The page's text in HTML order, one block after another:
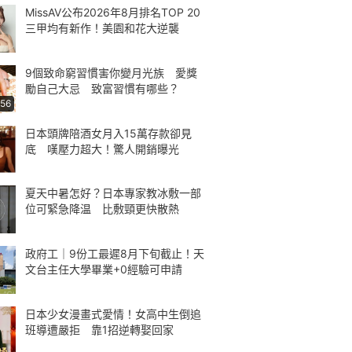
MissAV公布2026年8月排名TOP 20
三甲均有新作！美園和花大逆襲
9個致命窮習慣害你變月光族 愛獎
勵自己大忌 致富習慣有哪些？
日本頭牌陪酒女月入15萬存款卻見
底 嘆壓力超大！驚人開銷曝光
夏天中暑怎好？日本專家教冰敷一部
位可緊急降温 比敷頸更快散熱
政府工｜9份工最遲8月下旬截止！天
文台主任大學畢業+0經驗可申請
日本少女漫畫式愛情！女高中生倒追
班導遭嚴拒 靠1招逆轉娶回家